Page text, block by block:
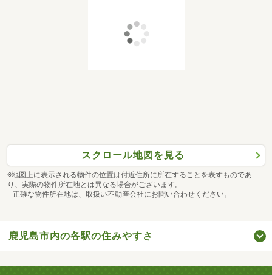
スクロール地図を見る
※地図上に表示される物件の位置は付近住所に所在することを表すものであ
り、実際の物件所在地とは異なる場合がございます。
正確な物件所在地は、取扱い不動産会社にお問い合わせください。
鹿児島市内の各駅の住みやすさ